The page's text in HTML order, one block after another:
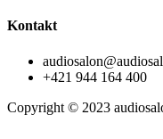
Kontakt
+421 944 164 400
Copyright © 2023